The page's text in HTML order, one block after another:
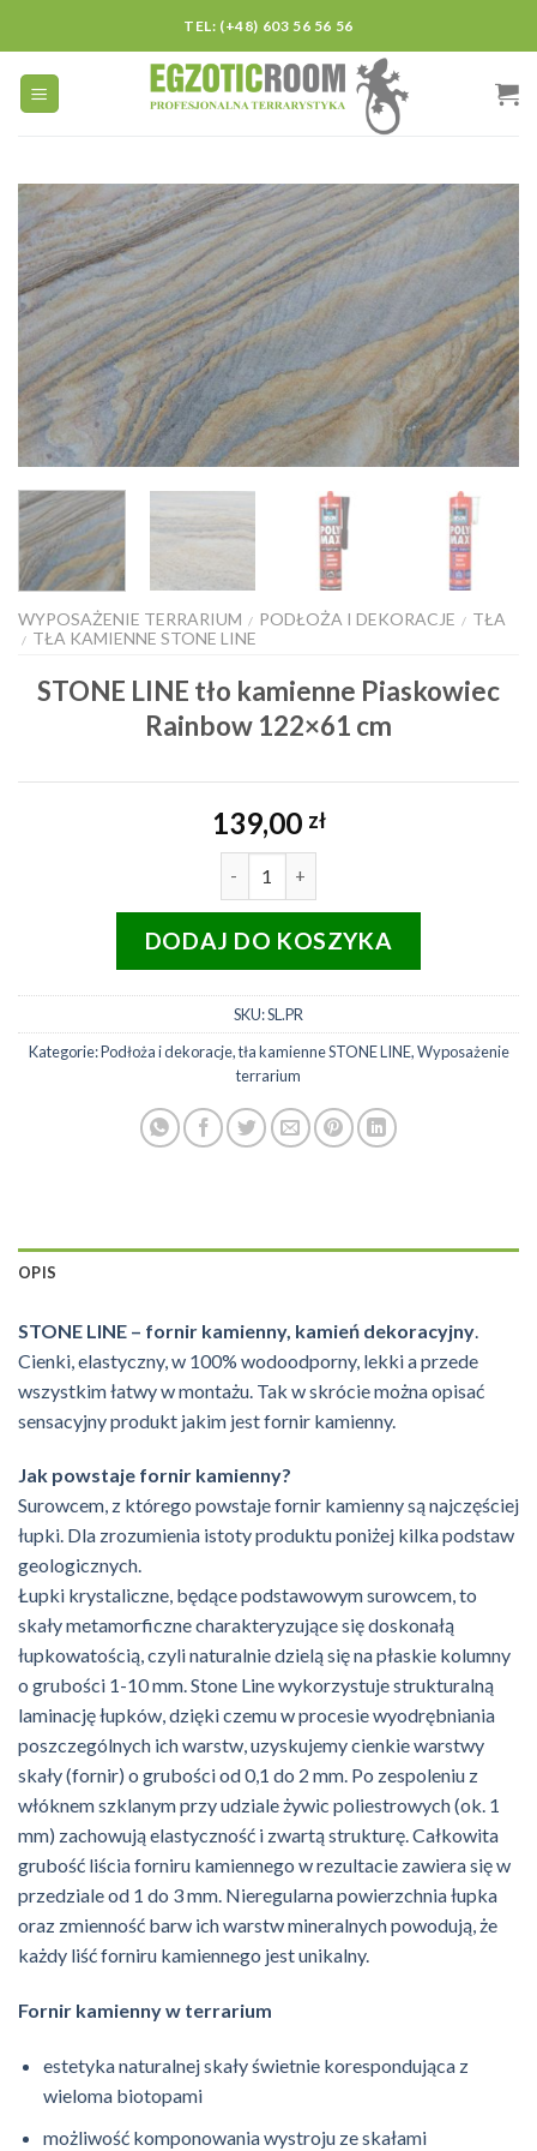
content
TEL: (+48) 603 56 56 56
WYPOSAŻENIE TERRARIUM / PODŁOŻA I DEKORACJE / TŁA
/ TŁA KAMIENNE STONE LINE
STONE LINE tło kamienne Piaskowiec
Rainbow 122×61 cm
139,00 zł
DODAJ DO KOSZYKA
SKU:SL.PR
Kategorie:Podłoża i dekoracje,tła kamienne STONE LINE,Wyposażenie
terrarium
OPIS
STONE LINE – fornir kamienny, kamień dekoracyjny
Cienki, elastyczny, w 100% wodoodporny, lekki a przede
wszystkim łatwy w montażu. Tak w skrócie można opisać
sensacyjny produkt jakim jest fornir kamienny.
Jak powstaje fornir kamienny?
Surowcem, z którego powstaje fornir kamienny są najczęściej
łupki. Dla zrozumienia istoty produktu poniżej kilka podstaw
geologicznych.
Łupki krystaliczne, będące podstawowym surowcem, to
skały metamorficzne charakteryzujące się doskonałą
łupkowatością, czyli naturalnie dzielą się na płaskie kolumny
o grubości 1-10 mm. Stone Line wykorzystuje strukturalną
laminację łupków, dzięki czemu w procesie wyodrębniania
poszczególnych ich warstw, uzyskujemy cienkie warstwy
skały (fornir) o grubości od 0,1 do 2 mm. Po zespoleniu z
włóknem szklanym przy udziale żywic poliestrowych (ok. 1
mm) zachowują elastyczność i zwartą strukturę. Całkowita
grubość liścia forniru kamiennego w rezultacie zawiera się w
przedziale od 1 do 3 mm. Nieregularna powierzchnia łupka
oraz zmienność barw ich warstw mineralnych powodują, że
każdy liść forniru kamiennego jest unikalny.
Fornir kamienny w terrarium
estetyka naturalnej skały świetnie korespondująca z
wieloma biotopami
możliwość komponowania wystroju ze skałami